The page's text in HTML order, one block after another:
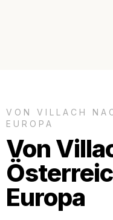
VON VILLACH
EUROPA
Von
Europa